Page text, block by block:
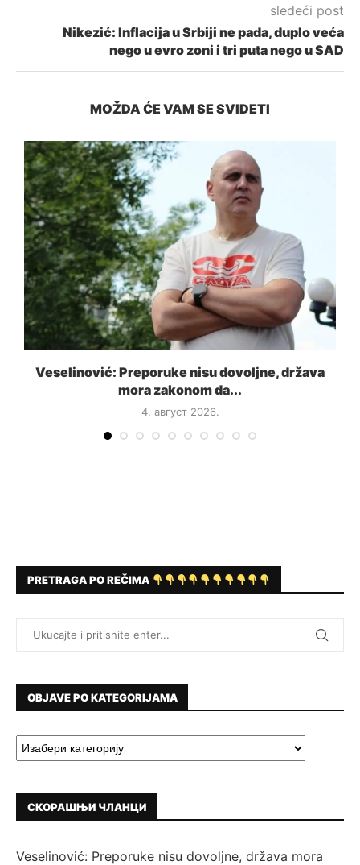
sledeći post
Nikezić: Inflacija u Srbiji ne pada, duplo veća
nego u evro zoni i tri puta nego u SAD
MOŽDA ĆE VAM SE SVIDETI
Veselinović: Preporuke nisu dovoljne, država
mora zakonom da...
4. август 2026.
PRETRAGA PO REČIMA
OBJAVE PO KATEGORIJAMA
СКОРАШЊИ ЧЛАНЦИ
Veselinović: Preporuke nisu dovoljne, država mora